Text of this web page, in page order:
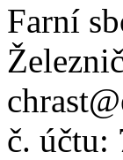
Farní
č. účtu: